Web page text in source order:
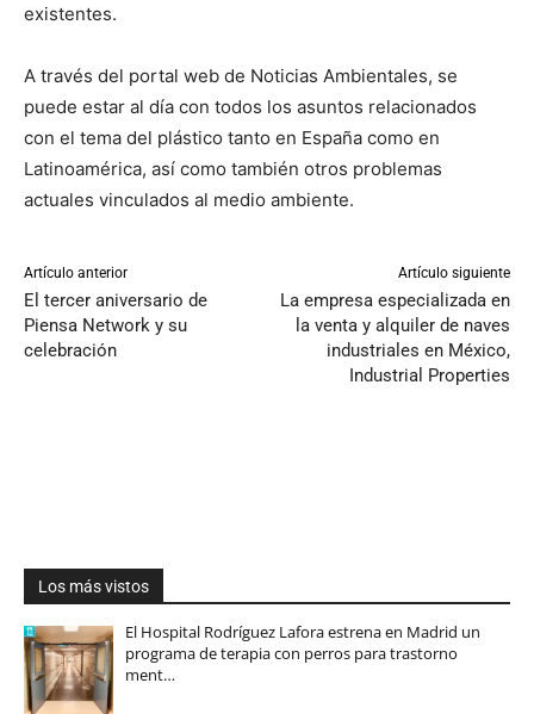
existentes.
A través del portal web de Noticias Ambientales, se
puede estar al día con todos los asuntos relacionados
con el tema del plástico tanto en España como en
Latinoamérica, así como también otros problemas
actuales vinculados al medio ambiente.
Artículo anterior
El tercer aniversario de
Piensa Network y su
celebración
Artículo siguiente
La empresa especializada en
la venta y alquiler de naves
industriales en México,
Industrial Properties
Los más vistos
El Hospital Rodríguez Lafora estrena en Madrid un
programa de terapia con perros para trastorno
ment…